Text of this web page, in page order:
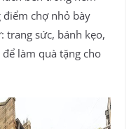
chợ nhỏ bày
trang sức, bánh kẹo,
làm quà tặng cho